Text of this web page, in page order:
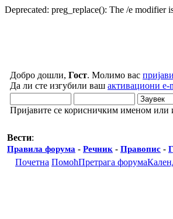
Deprecated: preg_replace(): The /e modifier
Добро дошли, Гост. Молимо вас
Да ли сте изгубили ваш активациони e-
Пријавите се корисничким именом или
Вести:
Правила форума - Речник - Правопис -
Почетна ПомоћПретрага форума